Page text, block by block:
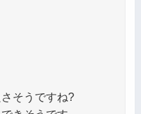
そうですね?